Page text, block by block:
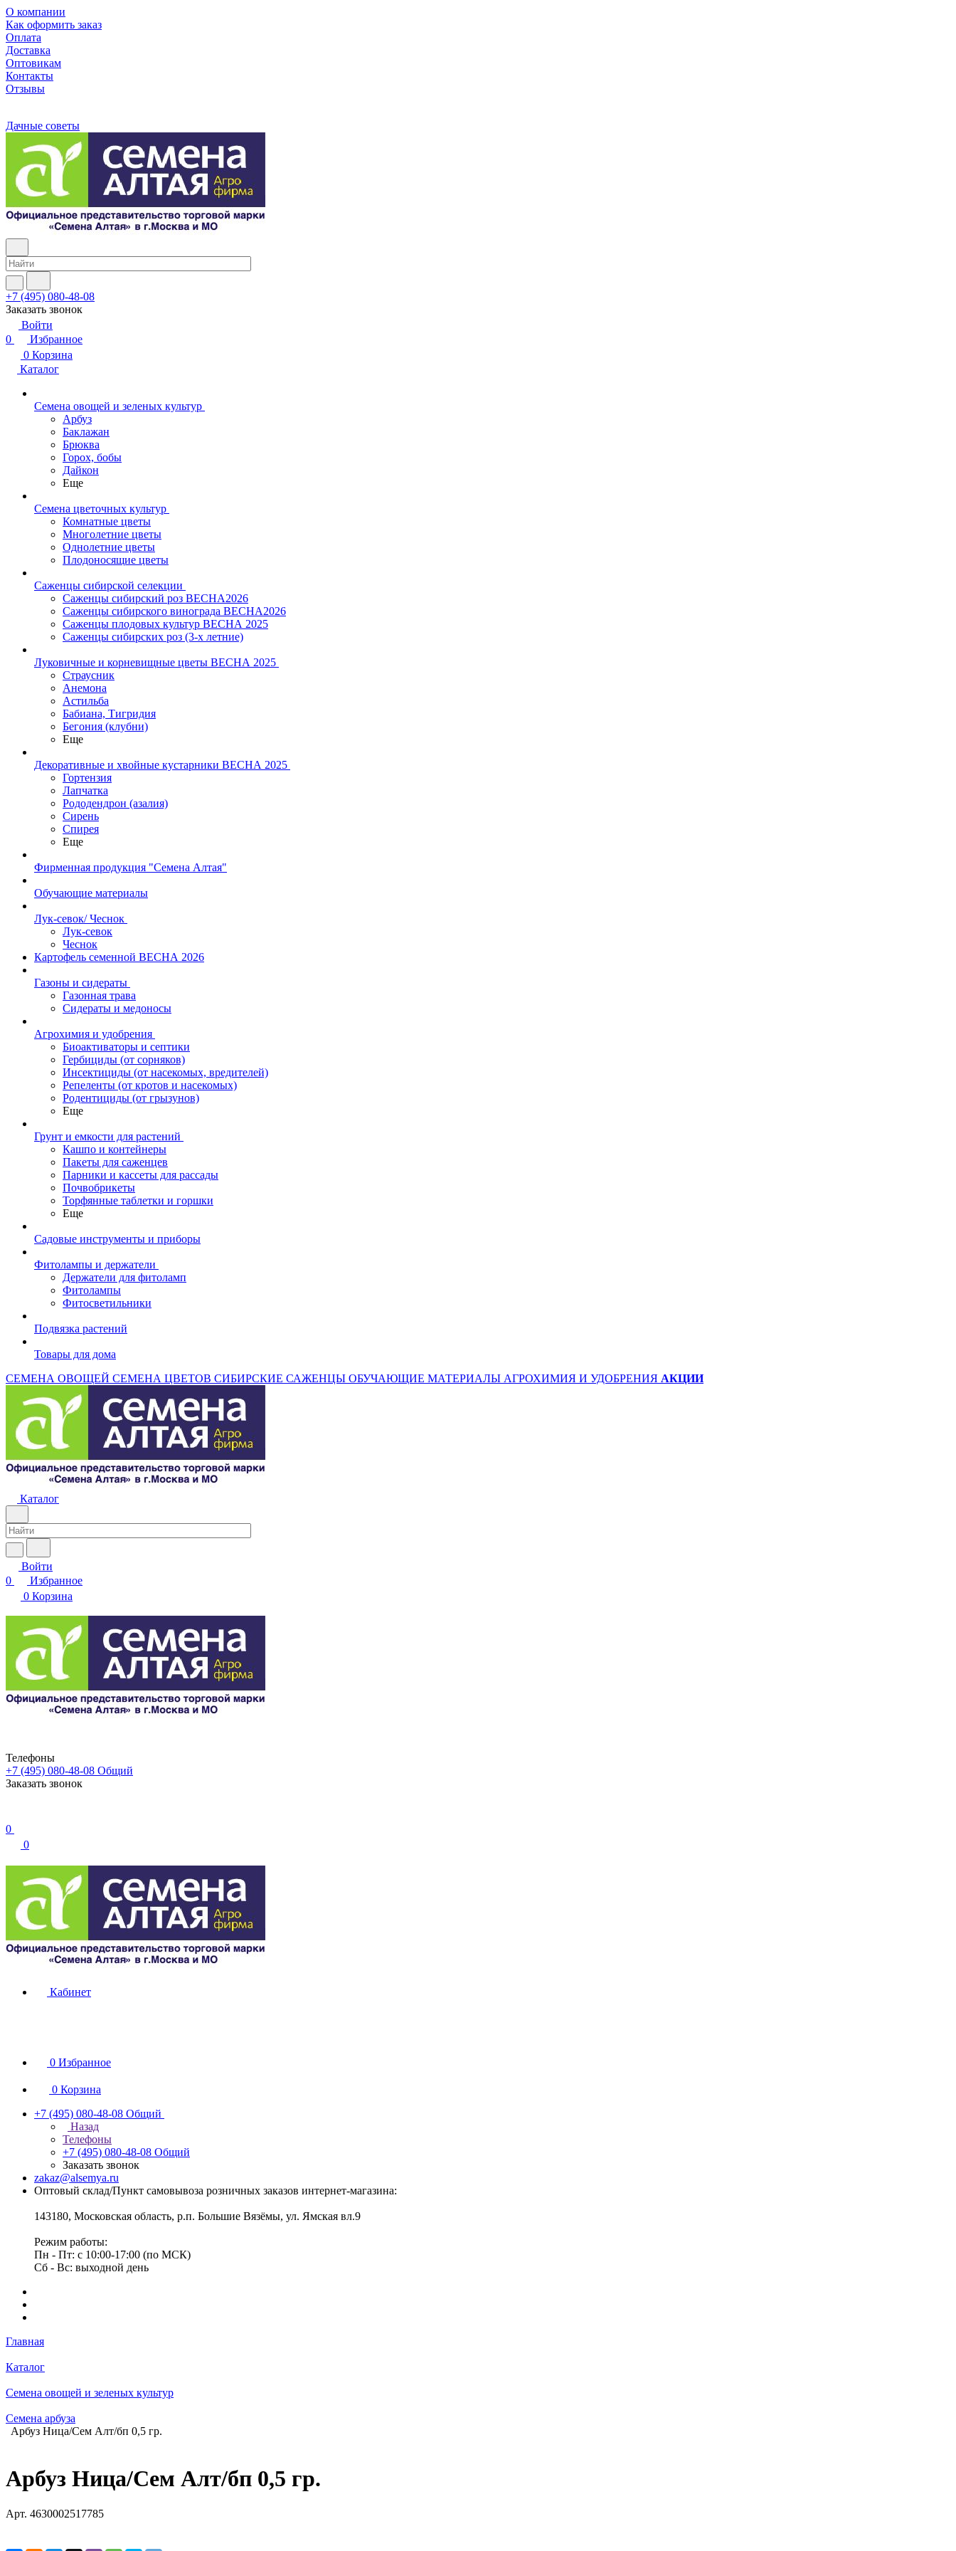
О компании
Как оформить заказ
Оплата
Доставка
Оптовикам
Контакты
Отзывы
Дачные советы
+7 (495) 080-48-08
Заказать звонок
Войти
0
Избранное
0 Корзина
Каталог
Семена овощей и зеленых культур
Арбуз
Баклажан
Брюква
Горох, бобы
Дайкон
Еще
Семена цветочных культур
Комнатные цветы
Многолетние цветы
Однолетние цветы
Плодоносящие цветы
Саженцы сибирской селекции
Саженцы сибирский роз ВЕСНА2026
Саженцы сибирского винограда ВЕСНА2026
Саженцы плодовых культур ВЕСНА 2025
Саженцы сибирских роз (3-х летние)
Луковичные и корневищные цветы ВЕСНА 2025
Страусник
Анемона
Астильба
Бабиана, Тигридия
Бегония (клубни)
Еще
Декоративные и хвойные кустарники ВЕСНА 2025
Гортензия
Лапчатка
Рододендрон (азалия)
Сирень
Спирея
Еще
Фирменная продукция "Семена Алтая"
Обучающие материалы
Лук-севок/ Чеснок
Лук-севок
Чеснок
Картофель семенной ВЕСНА 2026
Газоны и сидераты
Газонная трава
Сидераты и медоносы
Агрохимия и удобрения
Биоактиваторы и септики
Гербициды (от сорняков)
Инсектициды (от насекомых, вредителей)
Репеленты (от кротов и насекомых)
Родентициды (от грызунов)
Еще
Грунт и емкости для растений
Кашпо и контейнеры
Пакеты для саженцев
Парники и кассеты для рассады
Почвобрикеты
Торфянные таблетки и горшки
Еще
Садовые инструменты и приборы
Фитолампы и держатели
Держатели для фитоламп
Фитолампы
Фитосветильники
Подвязка растений
Товары для дома
СЕМЕНА ОВОЩЕЙ СЕМЕНА ЦВЕТОВ СИБИРСКИЕ САЖЕНЦЫ ОБУЧАЮЩИЕ МАТЕРИАЛЫ АГРОХИМИЯ И УДОБРЕНИЯ АКЦИИ
Каталог
Войти
0
Избранное
0 Корзина
Телефоны
+7 (495) 080-48-08 Общий
Заказать звонок
0
0
Кабинет
0 Избранное
0 Корзина
+7 (495) 080-48-08 Общий
Назад
Телефоны
+7 (495) 080-48-08 Общий
Заказать звонок
zakaz@alsemya.ru
Оптовый склад/Пункт самовывоза розничных заказов интернет-магазина:
143180, Московская область, р.п. Большие Вязёмы, ул. Ямская вл.9
Режим работы:
Пн - Пт: с 10:00-17:00 (по МСК)
Сб - Вс: выходной день
Главная
Каталог
Семена овощей и зеленых культур
Семена арбуза
Арбуз Ница/Сем Алт/бп 0,5 гр.
Арбуз Ница/Сем Алт/бп 0,5 гр.
Арт. 4630002517785